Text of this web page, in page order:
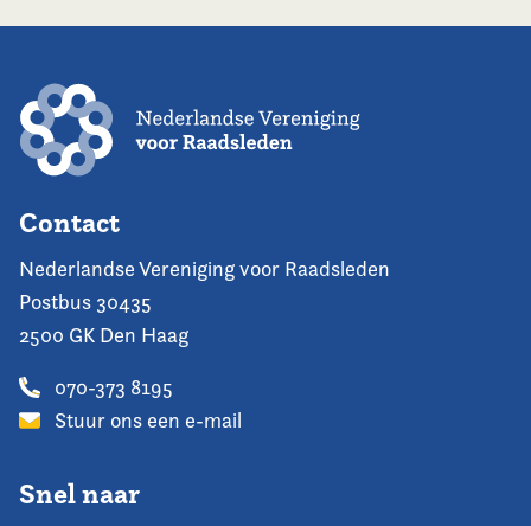
Contact
Nederlandse Vereniging voor Raadsleden
Postbus 30435
2500 GK Den Haag
070-373 8195
Stuur ons een e-mail
Snel naar